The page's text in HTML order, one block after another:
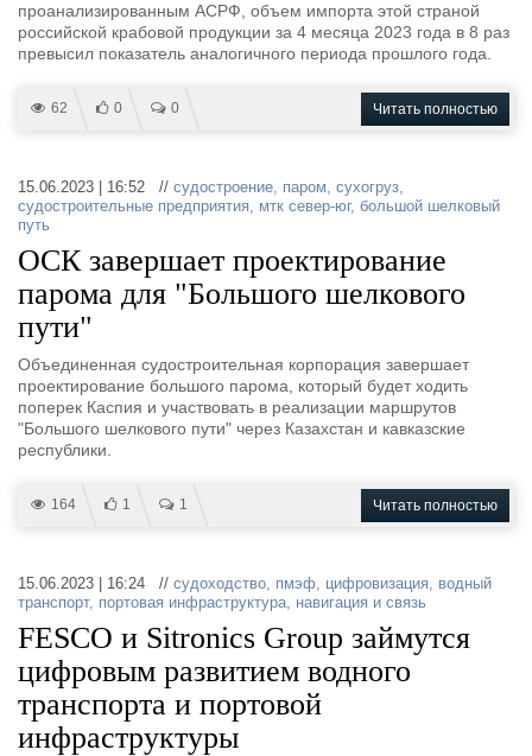
проанализированным АСРФ, объем импорта этой страной
российской крабовой продукции за 4 месяца 2023 года в 8 раз
превысил показатель аналогичного периода прошлого года.
62 0 0 Читать полностью
15.06.2023 | 16:52 // судостроение, паром, сухогруз,
судостроительные предприятия, мтк север-юг, большой шелковый
путь
ОСК завершает проектирование
парома для "Большого шелкового
пути"
Объединенная судостроительная корпорация завершает
проектирование большого парома, который будет ходить
поперек Каспия и участвовать в реализации маршрутов
"Большого шелкового пути" через Казахстан и кавказские
республики.
164 1 1 Читать полностью
15.06.2023 | 16:24 // судоходство, пмэф, цифровизация, водный
транспорт, портовая инфраструктура, навигация и связь
FESCO и Sitronics Group займутся
цифровым развитием водного
транспорта и портовой
инфраструктуры